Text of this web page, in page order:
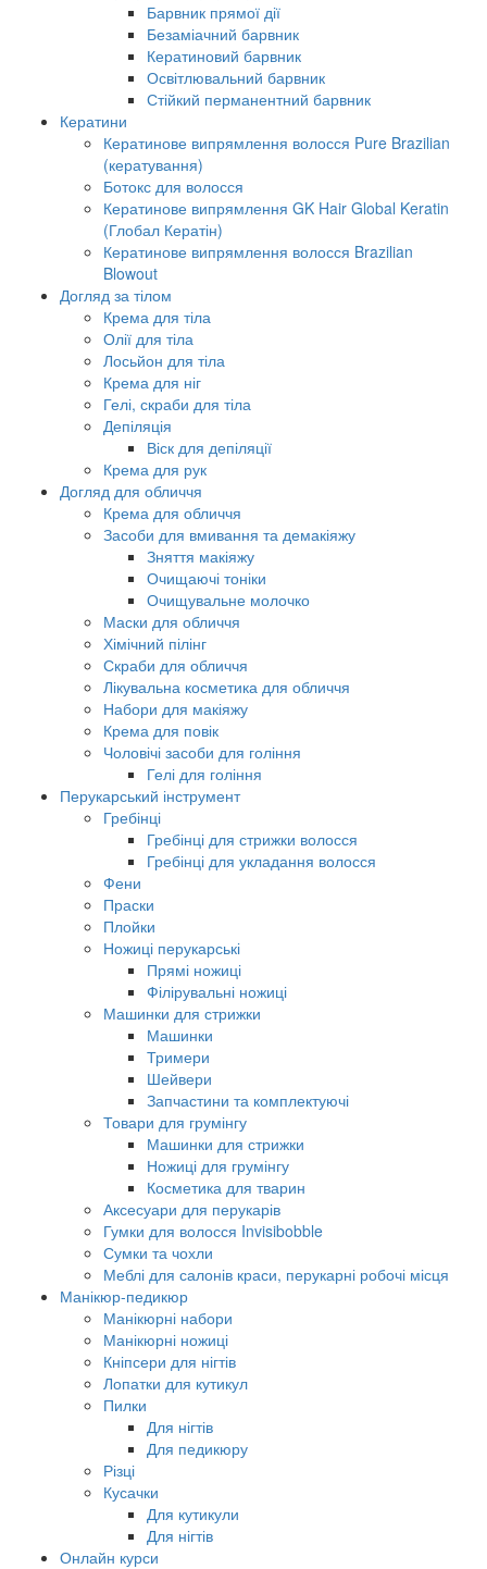
Барвник прямої дії
Безаміачний барвник
Кератиновий барвник
Освітлювальний барвник
Стійкий перманентний барвник
Кератини
Кератинове випрямлення волосся Pure Brazilian
(кератування)
Ботокс для волосся
Кератинове випрямлення GK Hair Global Keratin
(Глобал Кератін)
Кератинове випрямлення волосся Brazilian
Blowout
Догляд за тілом
Крема для тіла
Олії для тіла
Лосьйон для тіла
Крема для ніг
Гелі, скраби для тіла
Депіляція
Віск для депіляції
Крема для рук
Догляд для обличчя
Крема для обличчя
Засоби для вмивання та демакіяжу
Зняття макіяжу
Очищаючі тоніки
Очищувальне молочко
Маски для обличчя
Хімічний пілінг
Скраби для обличчя
Лікувальна косметика для обличчя
Набори для макіяжу
Крема для повік
Чоловічі засоби для гоління
Гелі для гоління
Перукарський інструмент
Гребінці
Гребінці для стрижки волосся
Гребінці для укладання волосся
Фени
Праски
Плойки
Ножиці перукарські
Прямі ножиці
Філірувальні ножиці
Машинки для стрижки
Машинки
Тримери
Шейвери
Запчастини та комплектуючі
Товари для грумінгу
Машинки для стрижки
Ножиці для грумінгу
Косметика для тварин
Аксесуари для перукарів
Гумки для волосся Invisibobble
Сумки та чохли
Меблі для салонів краси, перукарні робочі місця
Манікюр-педикюр
Манікюрні набори
Манікюрні ножиці
Кніпсери для нігтів
Лопатки для кутикул
Пилки
Для нігтів
Для педикюру
Різці
Кусачки
Для кутикули
Для нігтів
Онлайн курси